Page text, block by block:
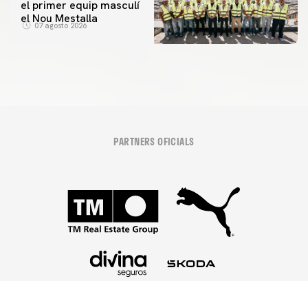
el primer equip masculí
el Nou Mestalla
07 agosto 2026
PARTNERS OFICIALS